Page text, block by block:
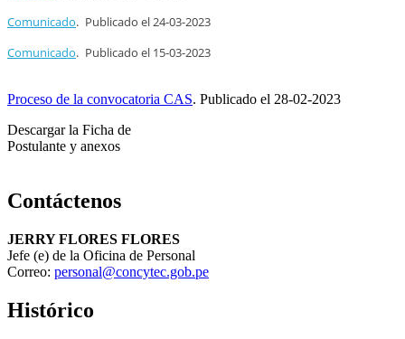
Comunicado. Publicado el24-03-2023
Comunicado. Publicado el 15-03-2023
Proceso de la convocatoria CAS. Publicado el 28-02-2023
Descargar la Ficha de
Postulante y anexos
Contáctenos
JERRY FLORES FLORES
Jefe (e) de la Oficina de Personal
Correo: personal@concytec.gob.pe
Histórico